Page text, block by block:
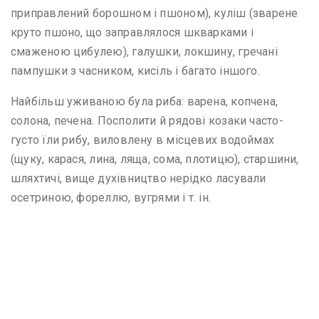
приправлений борошном і пшоном), куліш (зварене
круто пшоно, що заправлялося шкварками і
смаженою цибулею), галушки, локшину, гречані
пампушки з часником, кисіль і багато іншого.
Найбільш уживаною була риба: варена, копчена,
солона, печена. Посполити й рядові козаки часто-
густо їли рибу, виловлену в місцевих водоймах
(щуку, карася, лина, ляща, сома, плотицю), старшини,
шляхтичі, вище духівництво нерідко ласували
осетриною, фореллю, вугрями і т. ін.